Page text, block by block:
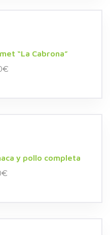
“La Cabrona”
€
y pollo completa
€